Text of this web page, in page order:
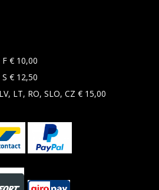
€ 10,00
€ 12,50
LT, RO, SLO, CZ € 15,00